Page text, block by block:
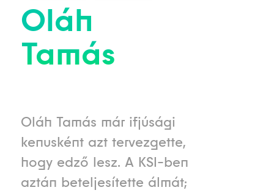
Oláh
Tamás
Oláh Tamás már ifjúsági
kenusként azt tervezgette,
hogy edző lesz. A KSI-ben
aztán beteljesítette álmát;